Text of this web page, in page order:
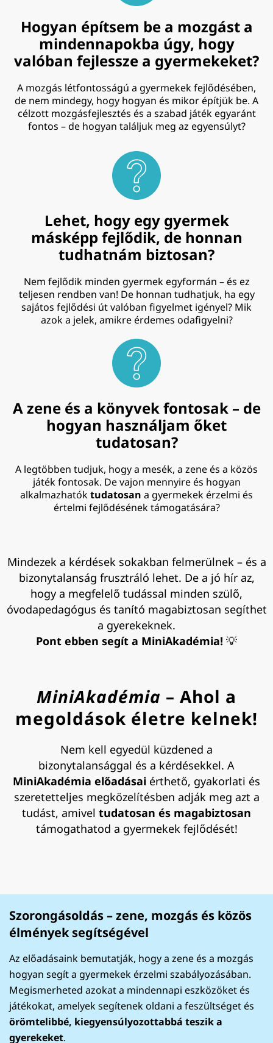
Hogyan építsem be a mozgást a
mindennapokba úgy, hogy
valóban fejlessze a gyermekeket?
A mozgás létfontosságú a gyermekek fejlődésében,
de nem mindegy, hogy hogyan és mikor építjük be. A
célzott mozgásfejlesztés és a szabad játék egyaránt
fontos – de hogyan találjuk meg az egyensúlyt?
Lehet, hogy egy gyermek
másképp fejlődik, de honnan
tudhatnám biztosan?
Nem fejlődik minden gyermek egyformán – és ez
teljesen rendben van! De honnan tudhatjuk, ha egy
sajátos fejlődési út valóban figyelmet igényel? Mik
azok a jelek, amikre érdemes odafigyelni?
A zene és a könyvek fontosak – de
hogyan használjam őket
tudatosan?
A legtöbben tudjuk, hogy a mesék, a zene és a közös
játék fontosak. De vajon mennyire és hogyan
alkalmazhatóktudatosan a gyermekek érzelmi és
értelmi fejlődésének támogatására?
Mindezek a kérdések sokakban felmerülnek – és a
bizonytalanság frusztráló lehet. De a jó hír az,
hogy a megfelelő tudással minden szülő,
óvodapedagógus és tanító magabiztosan segíthet
a gyerekeknek.
Pont ebben segít a MiniAkadémia! 💡
MiniAkadémia – Ahol a
megoldások életre kelnek!
Nem kell egyedül küzdened a
bizonytalansággal és a kérdésekkel. A
MiniAkadémia előadásai érthető, gyakorlati és
szeretetteljes megközelítésben adják meg azt a
tudást, amivel tudatosan és magabiztosan
támogathatod a gyermekek fejlődését!
Szorongásoldás – zene, mozgás és közös
élmények segítségével
Az előadásaink bemutatják, hogy a zene és a mozgás
hogyan segít a gyermekek érzelmi szabályozásában.
Megismerheted azokat a mindennapi eszközöket és
játékokat, amelyek segítenek oldani a feszültséget és
örömtelibbé, kiegyensúlyozottabbá teszik a
gyerekeket.